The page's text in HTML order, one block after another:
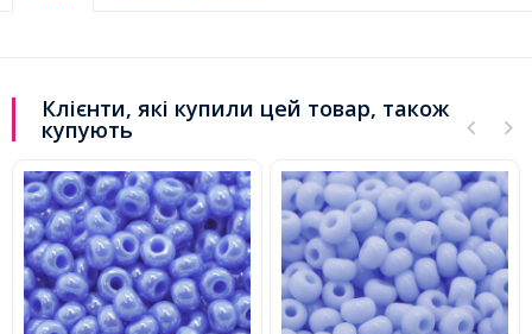
Клієнти, які купили цей товар, також
купують